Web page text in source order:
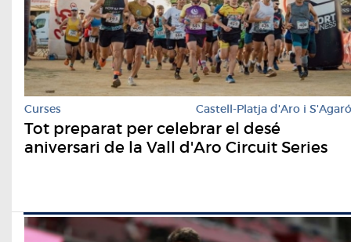
Curses Castell-Platja d'Aro i S'Agaró
Tot preparat per celebrar el desé
aniversari de la Vall d'Aro Circuit Series